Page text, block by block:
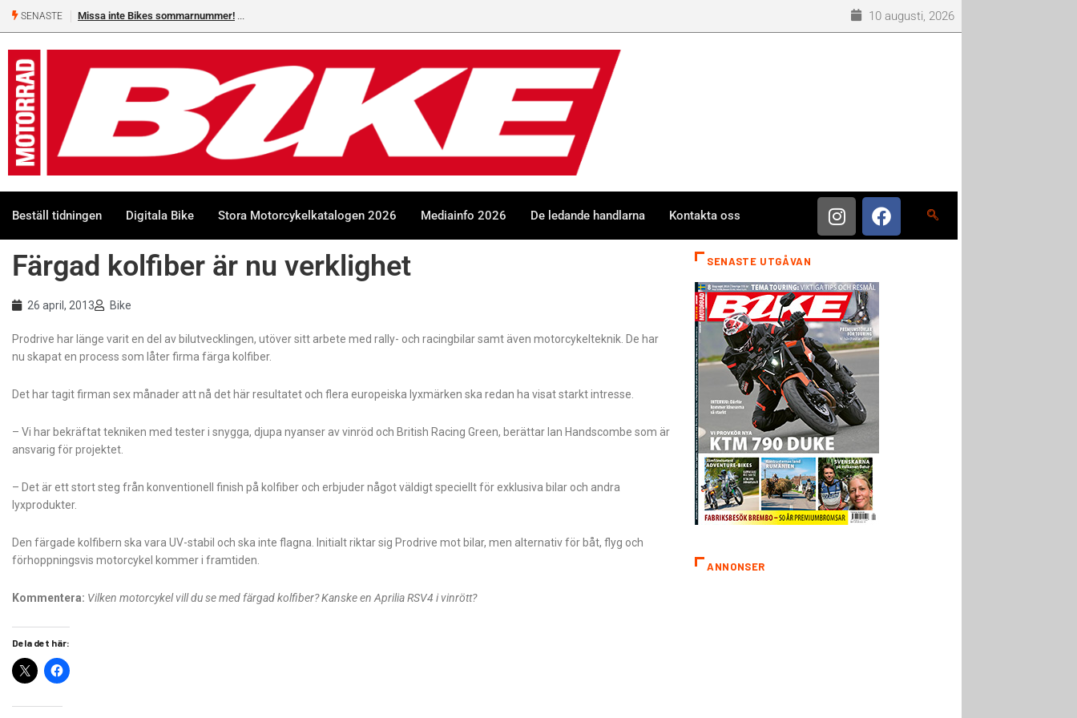
SENASTE Missa inte Bikes sommarnummer! 10 augusti, 2026
Beställ tidningen Digitala Bike Stora Motorcykelkatalogen 2026 Mediainfo 2026 De ledande handlarna Kontakta oss
Färgad kolfiber är nu verklighet
26 april, 2013 Bike
Prodrive har länge varit en del av bilutvecklingen, utöver sitt arbete med rally- och racingbilar samt även motorcykelteknik. De har
nu skapat en process som låter firma färga kolfiber.
Det har tagit firman sex månader att nå det här resultatet och flera europeiska lyxmärken ska redan ha visat starkt intresse.
– Vi har bekräftat tekniken med tester i snygga, djupa nyanser av vinröd och British Racing Green, berättar Ian Handscombe som är
ansvarig för projektet.
– Det är ett stort steg från konventionell finish på kolfiber och erbjuder något väldigt speciellt för exklusiva bilar och andra
lyxprodukter.
Den färgade kolfibern ska vara UV-stabil och ska inte flagna. Initialt riktar sig Prodrive mot bilar, men alternativ för båt, flyg och
förhoppningsvis motorcykel kommer i framtiden.
Kommentera: Vilken motorcykel vill du se med färgad kolfiber? Kanske en Aprilia RSV4 i vinrött?
Dela det här:
SENASTE UTGÅVAN
ANNONSER